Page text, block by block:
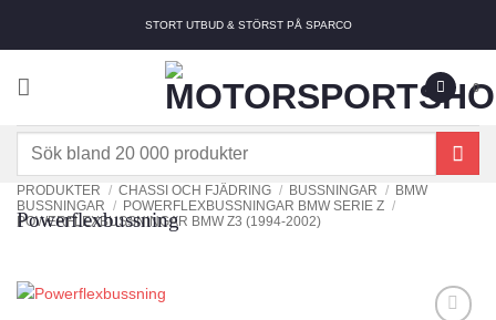
STORT UTBUD & STÖRST PÅ SPARCO
0
Sök
PRODUKTER / CHASSI OCH FJÄDRING / BUSSNINGAR / BMW
BUSSNINGAR / POWERFLEXBUSSNINGAR BMW SERIE Z /
POWERFLEXBUSSNINGAR BMW Z3 (1994-2002)
Powerflexbussning